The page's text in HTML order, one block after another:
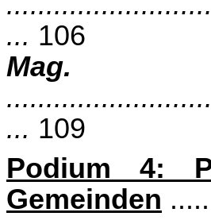
... 106
Mag.
... 109
Podium 4:
Gemeinden